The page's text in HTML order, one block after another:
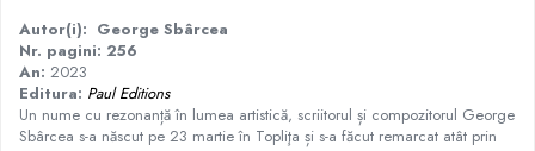
Politică/Geopolitică
Proză
Psihologie
Autor(i): George Sbârcea
Nr. pagini: 256
An: 2023
Editura: Paul Editions
Un nume cu rezonanță în lumea artistică, scriitorul și compozitorul George
Sbârcea s-a născut pe 23 martie în Topliţa și s-a făcut remarcat atât prin